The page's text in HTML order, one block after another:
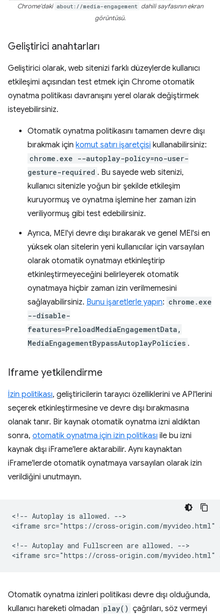
Chrome'daki about://media-engagement dahili sayfasının ekran
görüntüsü.
Geliştirici anahtarları
Geliştirici olarak, web sitenizi farklı düzeylerde kullanıcı
etkileşimi açısından test etmek için Chrome otomatik
oynatma politikası davranışını yerel olarak değiştirmek
isteyebilirsiniz.
Otomatik oynatma politikasını tamamen devre dışı
bırakmak için komut satırı işaretçisi kullanabilirsiniz:
chrome.exe --autoplay-policy=no-user-
gesture-required . Bu sayede web sitenizi,
kullanıcı sitenizle yoğun bir şekilde etkileşim
kuruyormuş ve oynatma işlemine her zaman izin
veriliyormuş gibi test edebilirsiniz.
Ayrıca, MEI'yi devre dışı bırakarak ve genel MEI'si en
yüksek olan sitelerin yeni kullanıcılar için varsayılan
olarak otomatik oynatmayı etkinleştirip
etkinleştirmeyeceğini belirleyerek otomatik
oynatmaya hiçbir zaman izin verilmemesini
sağlayabilirsiniz. Bunu işaretlerle yapın: chrome.exe
--disable-
features=PreloadMediaEngagementData,
MediaEngagementBypassAutoplayPolicies .
Iframe yetkilendirme
İzin politikası, geliştiricilerin tarayıcı özelliklerini ve API'lerini
seçerek etkinleştirmesine ve devre dışı bırakmasına
olanak tanır. Bir kaynak otomatik oynatma izni aldıktan
sonra, otomatik oynatma için izin politikası ile bu izni
kaynak dışı iFrame'lere aktarabilir. Aynı kaynaktan
iFrame'lerde otomatik oynatmaya varsayılan olarak izin
verildiğini unutmayın.
<!-- Autoplay is allowed. -->
<iframe src="https://cross-origin.com/myvideo.html"
<!-- Autoplay and Fullscreen are allowed. -->
Otomatik oynatma izinleri politikası devre dışı olduğunda,
kullanıcı hareketi olmadan play() çağrıları, söz vermeyi